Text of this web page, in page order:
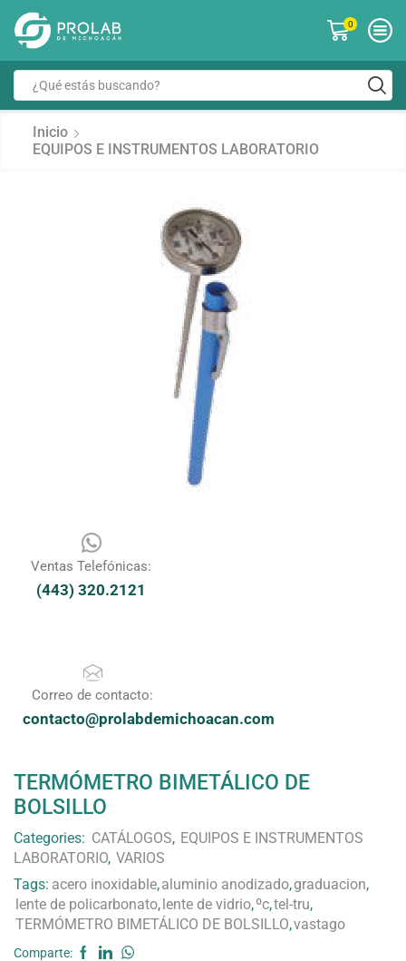
0
Inicio
EQUIPOS E INSTRUMENTOS LABORATORIO
Ventas Telefónicas:
(443) 320.2121
Correo de contacto:
contacto@prolabdemichoacan.com
TERMÓMETRO BIMETÁLICO DE
BOLSILLO
Categories: CATÁLOGOS, EQUIPOS E INSTRUMENTOS
LABORATORIO, VARIOS
Tags: acero inoxidable,aluminio anodizado,graduacion,
lente de policarbonato,lente de vidrio,ºc,tel-tru,
TERMÓMETRO BIMETÁLICO DE BOLSILLO,vastago
Comparte: